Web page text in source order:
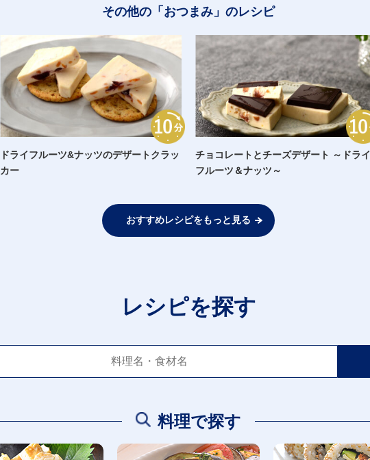
その他の「おつまみ」のレシピ
ドライフルーツ&ナッツのデザートクラッ
カー
チョコレートとチーズデザート ～ドライ
フルーツ＆ナッツ～
おすすめレシピをもっと見る
レシピを探す
料理で探す